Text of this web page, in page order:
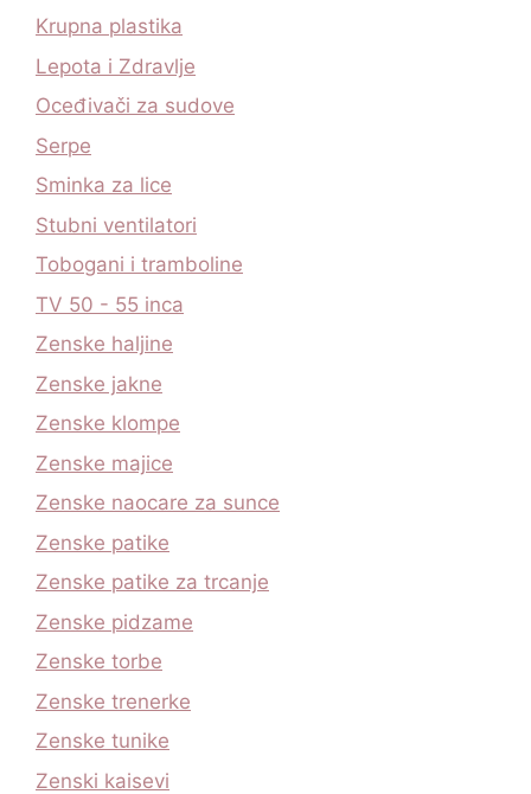
Krupna plastika
Lepota i Zdravlje
Oceđivači za sudove
Serpe
Sminka za lice
Stubni ventilatori
Tobogani i tramboline
TV 50 - 55 inca
Zenske haljine
Zenske jakne
Zenske klompe
Zenske majice
Zenske naocare za sunce
Zenske patike
Zenske patike za trcanje
Zenske pidzame
Zenske torbe
Zenske trenerke
Zenske tunike
Zenski kaisevi